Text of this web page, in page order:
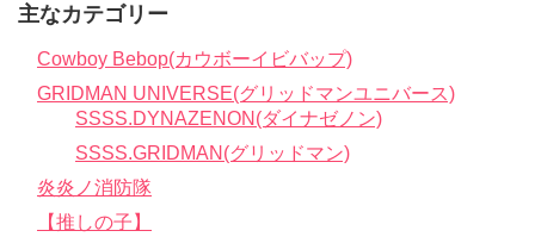
主なカテゴリー
Cowboy Bebop(カウボーイビバップ)
GRIDMAN UNIVERSE(グリッドマンユニバース)
SSSS.DYNAZENON(ダイナゼノン)
SSSS.GRIDMAN(グリッドマン)
炎炎ノ消防隊
【推しの子】